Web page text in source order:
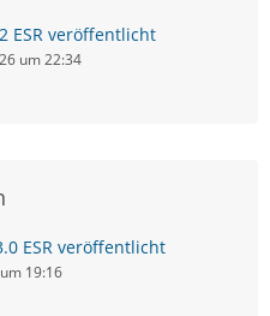
ESR veröffentlicht
um 22:34
ESR veröffentlicht
19:16